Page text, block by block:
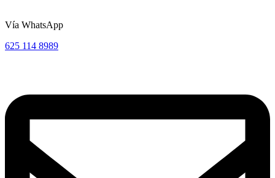
Vía WhatsApp
625 114 8989